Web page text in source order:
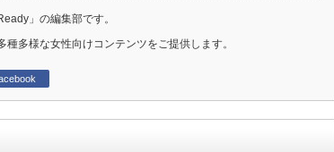
」の編集部です。
多様な女性向けコンテンツをご提供します。